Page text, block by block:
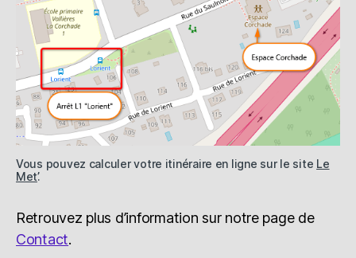
Vous pouvez calculer votre itinéraire en ligne sur le site Le
Met’.
Retrouvez plus d’information sur notre page de
Contact.